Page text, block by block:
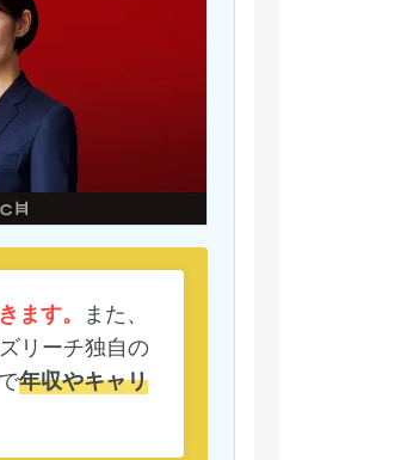
ます。 また、
リーチ独自の
年収やキャリ